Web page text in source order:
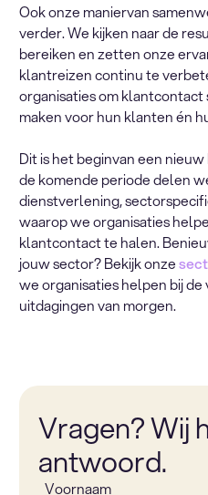
Ook onze maniervan
verder. We kijken naar de
bereiken en zetten onze
klantreizen continu te
organisaties om
maken voor hun klanten én
Dit is het beginvan een
de komende periode delen
dienstverlening,
waarop we organisaties
klantcontact te halen.
jouw sector? Bekijk onze
we organisaties helpen bij de
uitdagingen van morgen.
Vragen? Wij
antwoord.
Voornaam